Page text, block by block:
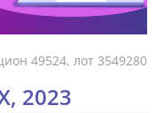
49524, лот 3549280
2023